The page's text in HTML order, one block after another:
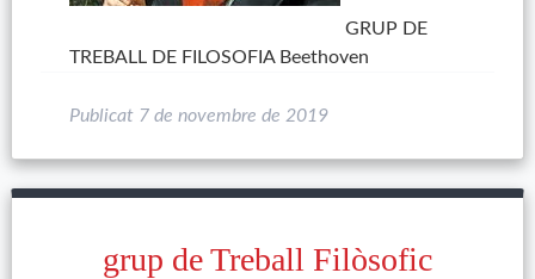
GRUP DE
TREBALL DE FILOSOFIA Beethoven
Publicat 7 de novembre de 2019
grup de Treball Filòsofic